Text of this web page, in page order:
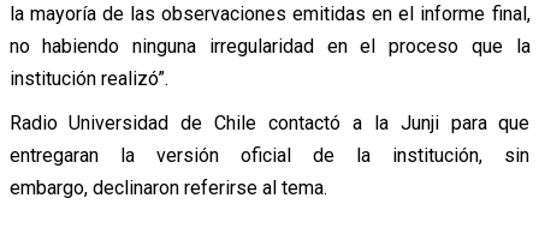
la mayoría de las observaciones emitidas en el informe final,
no habiendo ninguna irregularidad en el proceso que la
institución realizó”.
Radio Universidad de Chile contactó a la Junji para que
entregaran la versión oficial de la institución, sin
embargo, declinaron referirse al tema.